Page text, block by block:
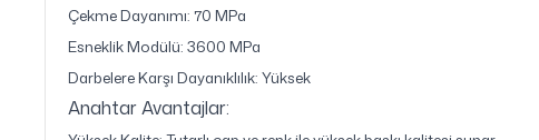
Çekme Dayanımı: 70 MPa
Esneklik Modülü: 3600 MPa
Darbelere Karşı Dayanıklılık: Yüksek
Anahtar Avantajlar: